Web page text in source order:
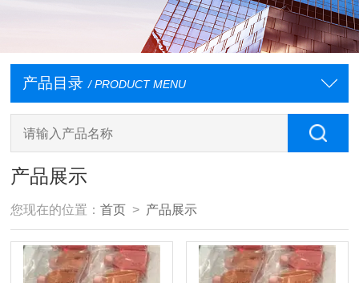
产品目录 / PRODUCT MENU
产品展示
您现在的位置：首页 > 产品展示